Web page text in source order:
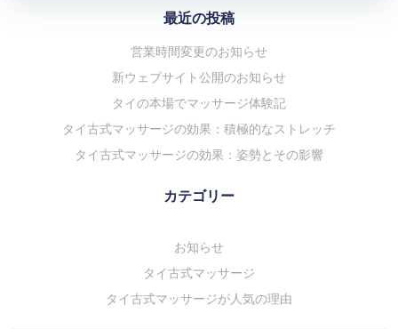
最近の投稿
営業時間変更のお知らせ
新ウェブサイト公開のお知らせ
タイの本場でマッサージ体験記
タイ古式マッサージの効果：積極的なストレッチ
タイ古式マッサージの効果：姿勢とその影響
カテゴリー
お知らせ
タイ古式マッサージ
タイ古式マッサージが人気の理由